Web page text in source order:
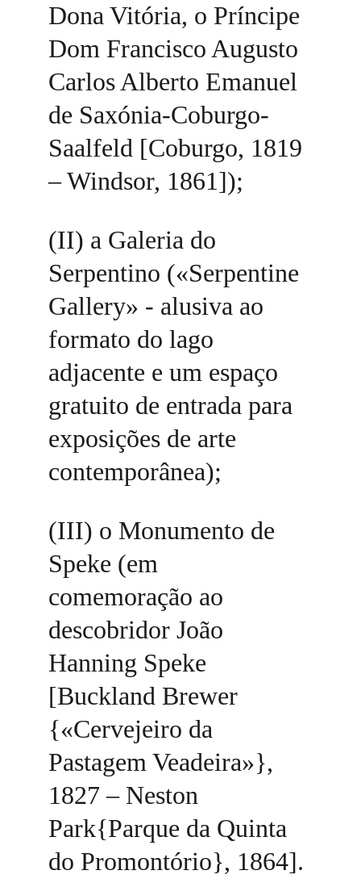
Dona Vitória, o Príncipe
Dom Francisco Augusto
Carlos Alberto Emanuel
de Saxónia-Coburgo-
Saalfeld [Coburgo, 1819
– Windsor, 1861]);
(II) a Galeria do
Serpentino («Serpentine
Gallery» - alusiva ao
formato do lago
adjacente e um espaço
gratuito de entrada para
exposições de arte
contemporânea);
(III) o Monumento de
Speke (em
comemoração ao
descobridor João
Hanning Speke
[Buckland Brewer
{«Cervejeiro da
Pastagem Veadeira»},
1827 – Neston
Park{Parque da Quinta
do Promontório}, 1864].